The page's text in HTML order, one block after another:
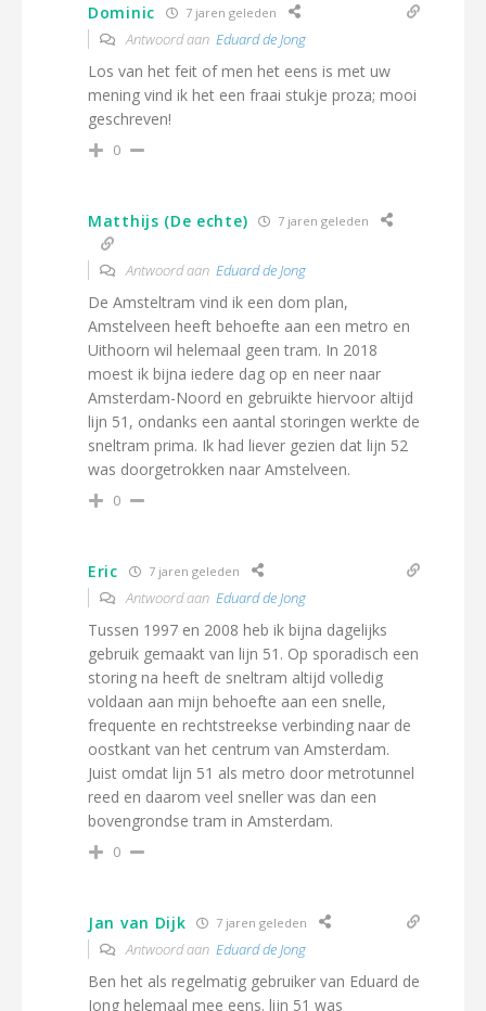
Dominic 7 jaren geleden
Antwoord aan Eduard de Jong
Los van het feit of men het eens is met uw
mening vind ik het een fraai stukje proza; mooi
geschreven!
0
Matthijs (De echte) 7 jaren geleden
Antwoord aan Eduard de Jong
De Amsteltram vind ik een dom plan,
Amstelveen heeft behoefte aan een metro en
Uithoorn wil helemaal geen tram. In 2018
moest ik bijna iedere dag op en neer naar
Amsterdam-Noord en gebruikte hiervoor altijd
lijn 51, ondanks een aantal storingen werkte de
sneltram prima. Ik had liever gezien dat lijn 52
was doorgetrokken naar Amstelveen.
0
Eric 7 jaren geleden
Antwoord aan Eduard de Jong
Tussen 1997 en 2008 heb ik bijna dagelijks
gebruik gemaakt van lijn 51. Op sporadisch een
storing na heeft de sneltram altijd volledig
voldaan aan mijn behoefte aan een snelle,
frequente en rechtstreekse verbinding naar de
oostkant van het centrum van Amsterdam.
Juist omdat lijn 51 als metro door metrotunnel
reed en daarom veel sneller was dan een
bovengrondse tram in Amsterdam.
0
Jan van Dijk 7 jaren geleden
Antwoord aan Eduard de Jong
Ben het als regelmatig gebruiker van Eduard de
Jong helemaal mee eens. lijn 51 was